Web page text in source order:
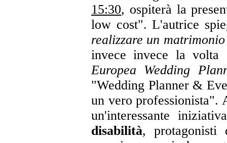
15:30, ospiterà la
low cost". L'autrice
realizzare un
invece invece la volta
Europea Wedding
"Wedding Planner &
un vero
un'interessante
disabilità, protagonisti